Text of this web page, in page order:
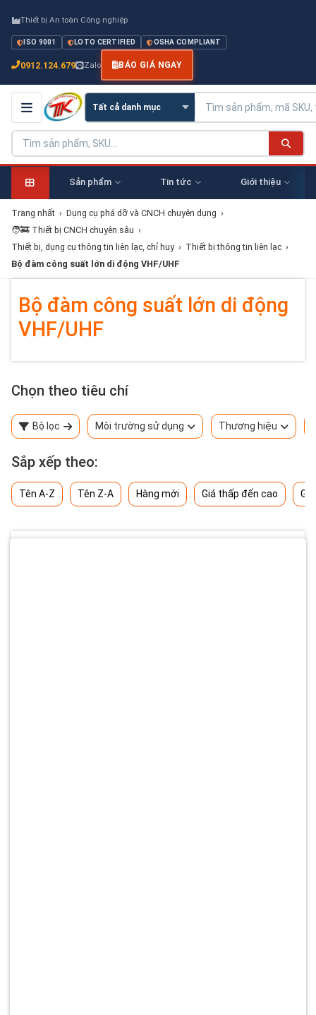
Thiết bị An toàn Công nghiệp
ISO 9001 LOTO CERTIFIED OSHA COMPLIANT
0912.124.679 Zalo BÁO GIÁ NGAY
Sản phẩm Tin tức Giới thiệu
Trang nhất › Dụng cụ phá dỡ và CNCH chuyên dụng ›
🧑‍🚒 Thiết bị CNCH chuyên sâu ›
Thiết bị, dụng cụ thông tin liên lạc, chỉ huy › Thiết bị thông tin liên lạc ›
Bộ đàm công suất lớn di động VHF/UHF
Bộ đàm công suất lớn di động
VHF/UHF
Chọn theo tiêu chí
Bộ lọc Môi trường sử dụng Thương hiệu
Sắp xếp theo:
Tên A-Z Tên Z-A Hàng mới Giá thấp đến cao